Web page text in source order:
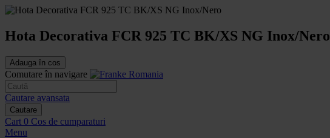
Hota Decorativa FCR 925 TC BK/XS NG Inox/Nero
Adauga în cos
Comutare în navigare
Cautare avansata
Cautare
Cart 0 Cos de cumparaturi
Menu